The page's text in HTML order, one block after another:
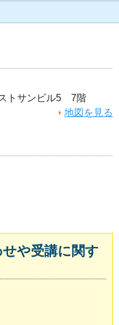
トサンビル5 7階
地図を見る
や受講に関す